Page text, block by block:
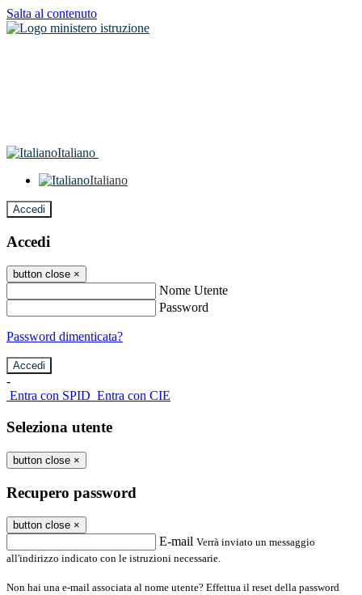
Salta al contenuto
Italiano
Italiano
Accedi
Accedi
button close ×
Nome Utente
Password
Password dimenticata?
-
Entra con SPID Entra con CIE
Seleziona utente
button close ×
Recupero password
button close ×
E-mail Verrà inviato un messaggio
all'indirizzo indicato con le istruzioni necessarie.
Non hai una e-mail associata al nome utente? Effettua il reset della password